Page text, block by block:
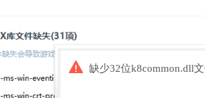
缺少32位k8common.dll